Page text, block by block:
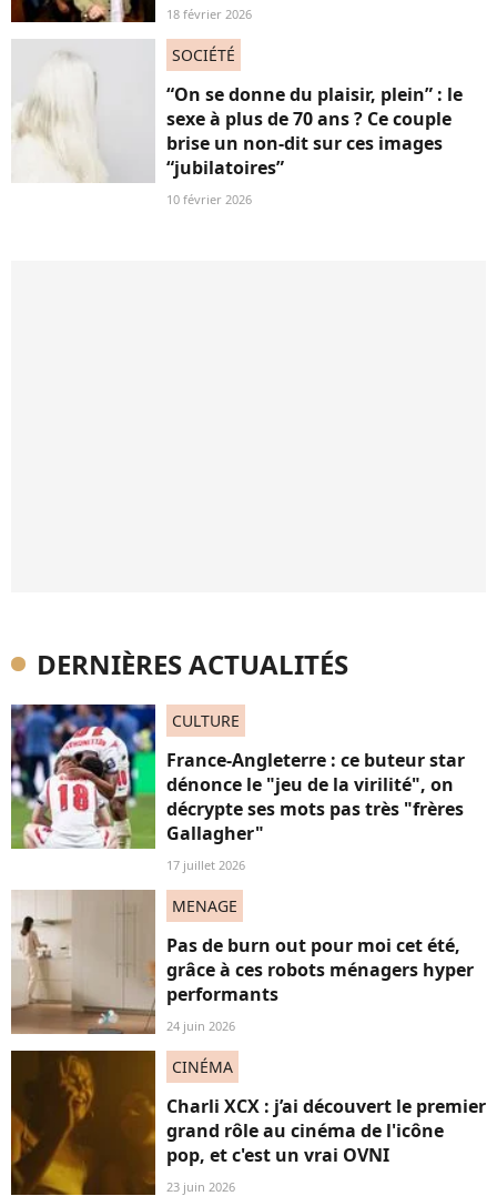
18 février 2026
SOCIÉTÉ
“On se donne du plaisir, plein” : le
sexe à plus de 70 ans ? Ce couple
brise un non-dit sur ces images
“jubilatoires”
10 février 2026
DERNIÈRES ACTUALITÉS
CULTURE
France-Angleterre : ce buteur star
dénonce le "jeu de la virilité", on
décrypte ses mots pas très "frères
Gallagher"
17 juillet 2026
MENAGE
Pas de burn out pour moi cet été,
grâce à ces robots ménagers hyper
performants
24 juin 2026
CINÉMA
Charli XCX : j’ai découvert le premier
grand rôle au cinéma de l'icône
pop, et c'est un vrai OVNI
23 juin 2026